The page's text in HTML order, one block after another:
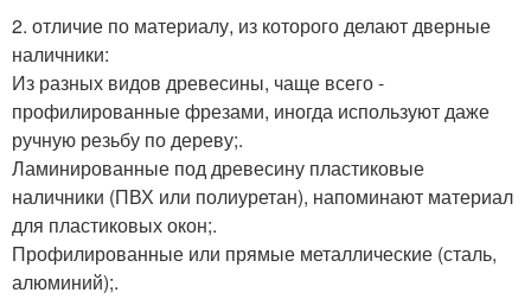
2. отличие по материалу, из которого делают дверные
наличники:
Из разных видов древесины, чаще всего -
профилированные фрезами, иногда используют даже
ручную резьбу по дереву;.
Ламинированные под древесину пластиковые
наличники (ПВХ или полиуретан), напоминают материал
для пластиковых окон;.
Профилированные или прямые металлические (сталь,
алюминий);.